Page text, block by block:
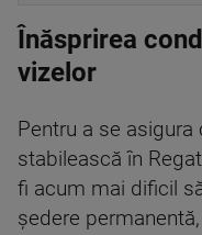
Înăsprirea
vizelor
Pentru a se
stabilească în
fi acum mai dificil
şedere